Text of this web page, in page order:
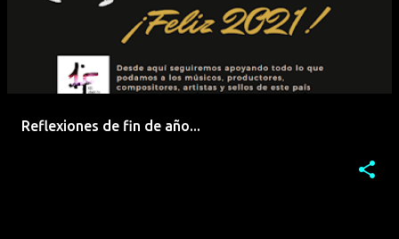
Reflexiones de fin de año...